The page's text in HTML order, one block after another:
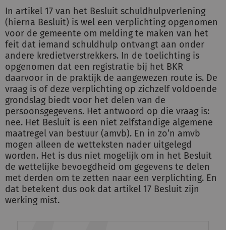
In artikel 17 van het Besluit schuldhulpverlening
(hierna Besluit) is wel een verplichting opgenomen
voor de gemeente om melding te maken van het
feit dat iemand schuldhulp ontvangt aan onder
andere kredietverstrekkers. In de toelichting is
opgenomen dat een registratie bij het BKR
daarvoor in de praktijk de aangewezen route is. De
vraag is of deze verplichting op zichzelf voldoende
grondslag biedt voor het delen van de
persoonsgegevens. Het antwoord op die vraag is:
nee. Het Besluit is een niet zelfstandige algemene
maatregel van bestuur (amvb). En in zo’n amvb
mogen alleen de wetteksten nader uitgelegd
worden. Het is dus niet mogelijk om in het Besluit
de wettelijke bevoegdheid om gegevens te delen
met derden om te zetten naar een verplichting. En
dat betekent dus ook dat artikel 17 Besluit zijn
werking mist.